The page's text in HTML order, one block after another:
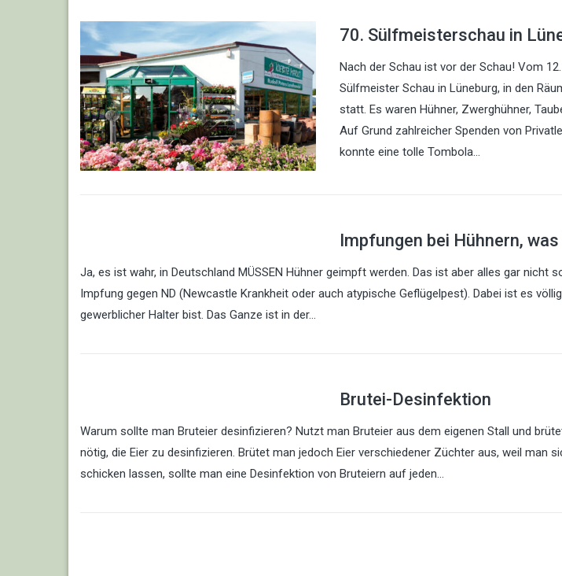
70. Sülfmeisterschau in
Nach der Schau ist vor der Schau! Vom
Sülfmeister Schau in Lüneburg, in den
statt. Es waren Hühner, Zwerghühner,
Auf Grund zahlreicher Spenden von
konnte eine tolle Tombola…
Impfungen bei Hühnern,
Ja, es ist wahr, in Deutschland MÜSSEN Hühner geimpft werden. Das ist aber alles gar nicht
Impfung gegen ND (Newcastle Krankheit oder auch atypische Geflügelpest). Dabei ist es
gewerblicher Halter bist. Das Ganze ist in der…
Brutei-Desinfektion
Warum sollte man Bruteier desinfizieren? Nutzt man Bruteier aus dem eigenen Stall und
nötig, die Eier zu desinfizieren. Brütet man jedoch Eier verschiedener Züchter aus, weil man
schicken lassen, sollte man eine Desinfektion von Bruteiern auf jeden…